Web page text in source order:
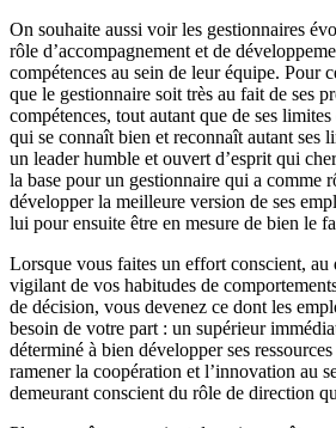
On souhaite aussi voir les gestionnaires
rôle d’accompagnement et de
compétences au sein de leur équipe. Pour
que le gestionnaire soit très au fait de ses
compétences, tout autant que de ses
qui se connaît bien et reconnaît autant ses
un leader humble et ouvert d’esprit qui
la base pour un gestionnaire qui a comme
développer la meilleure version de ses
lui pour ensuite être en mesure de bien le
Lorsque vous faites un effort conscient, au
vigilant de vos habitudes de
de décision, vous devenez ce dont les
besoin de votre part : un supérieur
déterminé à bien développer ses
ramener la coopération et l’innovation au
demeurant conscient du rôle de direction